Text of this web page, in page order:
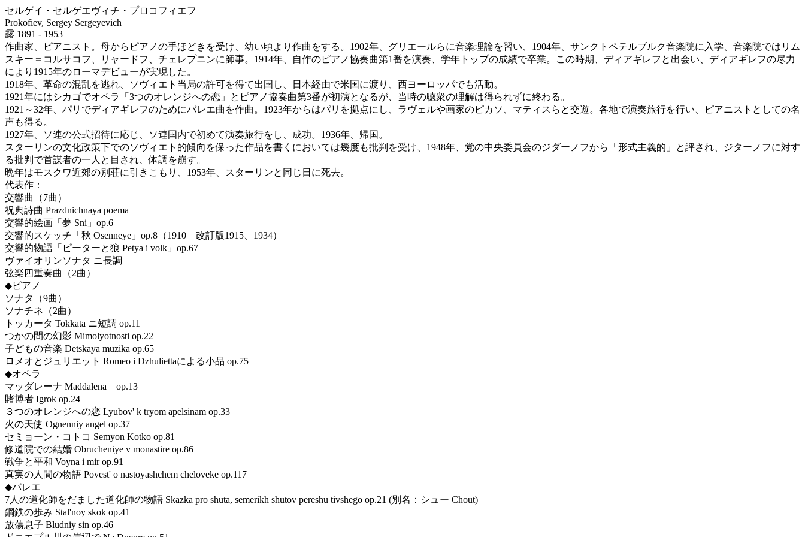
セルゲイ・セルゲエヴィチ・プロコフィエフ
Prokofiev, Sergey Sergeyevich
露 1891 - 1953
作曲家、ピアニスト。母からピアノの手ほどきを受け、幼い頃より作曲をする。1902年、グリエールらに音楽理論を習い、1904年、サンクトペテルブルク音楽院に入学、音楽院ではリム
スキー＝コルサコフ、リャードフ、チェレプニンに師事。1914年、自作のピアノ協奏曲第1番を演奏、学年トップの成績で卒業。この時期、ディアギレフと出会い、ディアギレフの尽力
により1915年のローマデビューが実現した。
1918年、革命の混乱を逃れ、ソヴィエト当局の許可を得て出国し、日本経由で米国に渡り、西ヨーロッパでも活動。
1921年にはシカゴでオペラ「3つのオレンジへの恋」とピアノ協奏曲第3番が初演となるが、当時の聴衆の理解は得られずに終わる。
1921～32年、パリでディアギレフのためにバレエ曲を作曲。1923年からはパリを拠点にし、ラヴェルや画家のピカソ、マティスらと交遊。各地で演奏旅行を行い、ピアニストとしての名
声も得る。
1927年、ソ連の公式招待に応じ、ソ連国内で初めて演奏旅行をし、成功。1936年、帰国。
スターリンの文化政策下でのソヴィエト的傾向を保った作品を書くにおいては幾度も批判を受け、1948年、党の中央委員会のジダーノフから「形式主義的」と評され、ジターノフに対す
る批判で首謀者の一人と目され、体調を崩す。
晩年はモスクワ近郊の別荘に引きこもり、1953年、スターリンと同じ日に死去。
代表作：
交響曲（7曲）
祝典詩曲 Prazdnichnaya poema
交響的絵画「夢 Sni」op.6
交響的スケッチ「秋 Osenneye」op.8（1910 改訂版1915、1934）
交響的物語「ピーターと狼 Petya i volk」op.67
ヴァイオリンソナタ ニ長調
弦楽四重奏曲（2曲）
◆ピアノ
ソナタ（9曲）
ソナチネ（2曲）
トッカータ Tokkata ニ短調 op.11
つかの間の幻影 Mimolyotnosti op.22
子どもの音楽 Detskaya muzika op.65
ロメオとジュリエット Romeo i Dzhuliettaによる小品 op.75
◆オペラ
マッダレーナ Maddalena op.13
賭博者 Igrok op.24
３つのオレンジへの恋 Lyubov' k tryom apelsinam op.33
火の天使 Ognenniy angel op.37
セミョーン・コトコ Semyon Kotko op.81
修道院での結婚 Obrucheniye v monastire op.86
戦争と平和 Voyna i mir op.91
真実の人間の物語 Povest' o nastoyashchem cheloveke op.117
◆バレエ
7人の道化師をだました道化師の物語 Skazka pro shuta, semerikh shutov pereshu tivshego op.21 (別名：シュー Chout)
鋼鉄の歩み Stal'noy skok op.41
放蕩息子 Bludniy sin op.46